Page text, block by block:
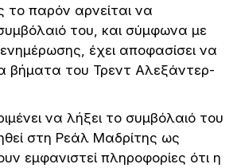
το παρόν αρνείται να
του, και σύμφωνα με
έχει αποφασίσει να
βήματα του Τρεντ Αλεξάντερ-
να λήξει το συμβόλαιό του
στη Ρεάλ Μαδρίτης ως
εμφανιστεί πληροφορίες ότι η